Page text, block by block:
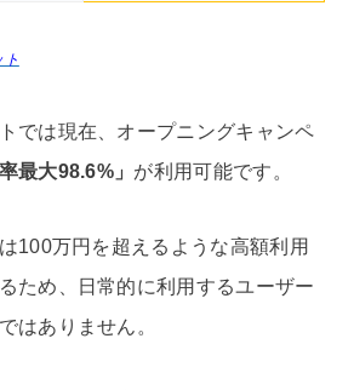
では現在、オープニングキャンペ
最大98.6%」 が利用可能です。
100万円を超えるような高額利用
ため、日常的に利用するユーザー
はありません。